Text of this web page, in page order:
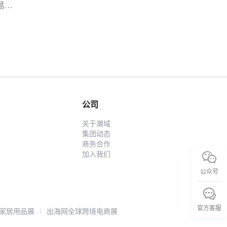
增
公司
关于潮域
集团动态
商务合作
加入我们
居用品展 出海网全球跨境电商展
公众号
官方客服